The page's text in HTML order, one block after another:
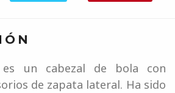
un cabezal de bola con
de zapata lateral. Ha sido